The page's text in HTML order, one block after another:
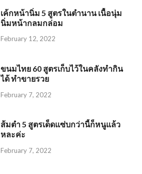
เค้กหน้านิ่ม 5 สูตรในตำนาน เนื้อนุ่ม
นิ่มหน้ากลมกล่อม
February 12, 2022
ขนมไทย 60 สูตรเก็บไว้ในคลังทำกิน
ได้ ทำขายรวย
February 7, 2022
ส้มตำ 5 สูตรเด็ดแซ่บกว่านี้ก็หนูแล้ว
หละค่ะ
February 7, 2022